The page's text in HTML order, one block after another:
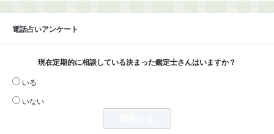
電話占いアンケート
現在定期的に相談している決まった鑑定士さんはいますか？
いる
いない